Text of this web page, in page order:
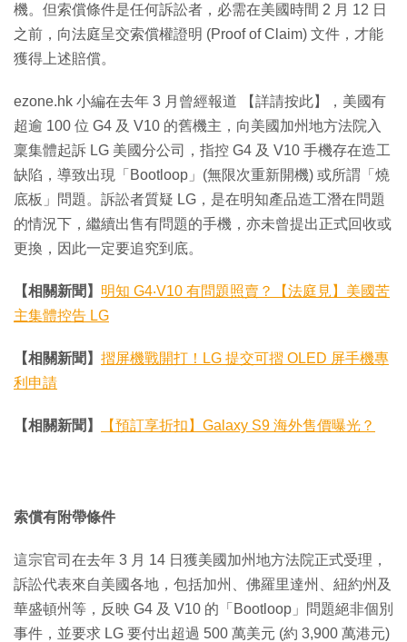
機。但索償條件是任何訴訟者，必需在美國時間 2 月 12 日
之前，向法庭呈交索償權證明 (Proof of Claim) 文件，才能
獲得上述賠償。
ezone.hk 小編在去年 3 月曾經報道 【詳請按此】，美國有
超逾 100 位 G4 及 V10 的舊機主，向美國加州地方法院入
稟集體起訴 LG 美國分公司，指控 G4 及 V10 手機存在造工
缺陷，導致出現「Bootloop」(無限次重新開機) 或所謂「燒
底板」問題。訴訟者質疑 LG，是在明知產品造工潛在問題
的情況下，繼續出售有問題的手機，亦未曾提出正式回收或
更換，因此一定要追究到底。
【相關新聞】 明知 G4‧V10 有問題照賣？【法庭見】美國苦
主集體控告 LG
【相關新聞】 摺屏機戰開打！LG 提交可摺 OLED 屏手機專
利申請
【相關新聞】 【預訂享折扣】Galaxy S9 海外售價曝光？
索償有附帶條件
這宗官司在去年 3 月 14 日獲美國加州地方法院正式受理，
訴訟代表來自美國各地，包括加州、佛羅里達州、紐約州及
華盛頓州等，反映 G4 及 V10 的「Bootloop」問題絕非個別
事件，並要求 LG 要付出超過 500 萬美元 (約 3,900 萬港元)